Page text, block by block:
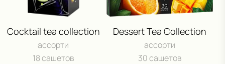
Cocktail tea collection
ассорти
18 сашетов
Dessert Tea Collection
ассорти
30 сашетов